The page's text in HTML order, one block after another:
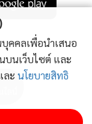
รียนในอดีต และที่
อปัญหา และให้
นสากล เพื่อไม่ให้
บุคคลเพื่อนำเสนอ
นเว็บไซต์ และ
ละ นโยบายสิทธิ